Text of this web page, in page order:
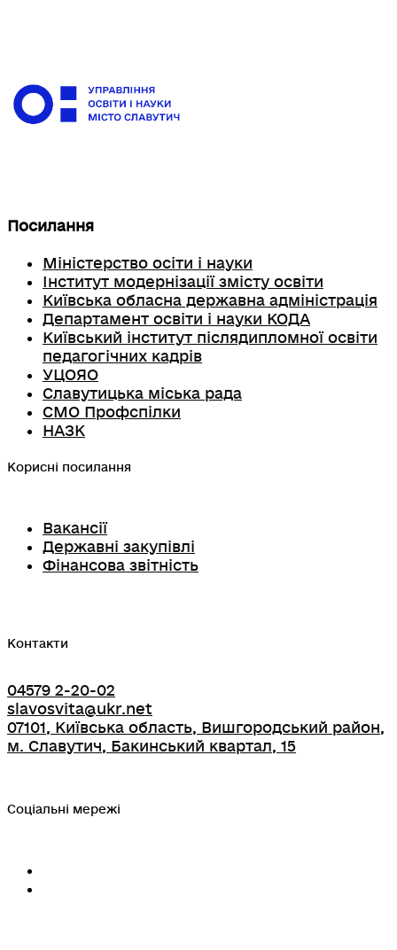
Посилання
Міністерство осіти і науки
Інститут модернізації змісту освіти
Київська обласна державна адміністрація
Департамент освіти і науки КОДА
Київський інститут післядипломної освіти
педагогічних кадрів
УЦОЯО
Славутицька міська рада
СМО Профспілки
НАЗК
Корисні посилання
Вакансії
Державні закупівлі
Фінансова звітність
Контакти
04579 2-20-02
slavosvita@ukr.net
07101, Київська область, Вишгородський район,
м. Славутич, Бакинський квартал, 15
Соціальні мережі